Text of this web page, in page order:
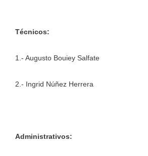
Técnicos:
1.- Augusto Bouiey Salfate
2.- Ingrid Núñez Herrera
Administrativos: